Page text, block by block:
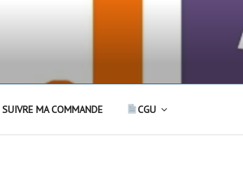
SUIVRE MA COMMANDE CGU